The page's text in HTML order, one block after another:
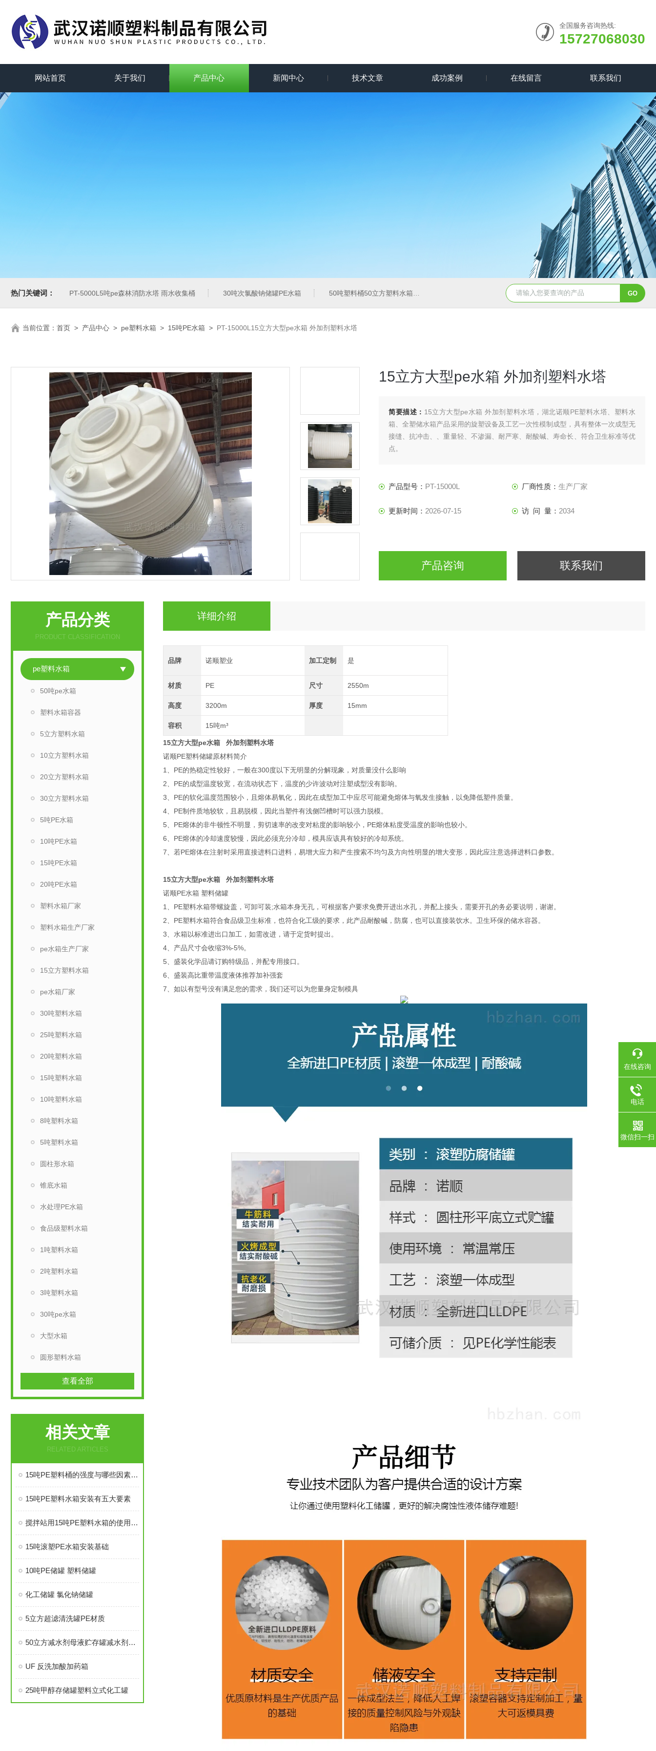
全国服务咨询热线:
15727068030
网站首页 关于我们 产品中心 新闻中心 技术文章 成功案例 在线留言 联系我们
热门关键词： PT-5000L5吨pe森林消防水塔 雨水收集桶 30吨次氯酸钠储罐PE水箱 50吨塑料桶50立方塑料水箱pe水箱 50吨pe塑料水箱储水罐 40吨PE塑料防腐储罐
当前位置： 首页 > 产品中心 > pe塑料水箱 > 15吨PE水箱 > PT-15000L15立方大型pe水箱 外加剂塑料水塔
15立方大型pe水箱 外加剂塑料水塔
简要描述： 15立方大型pe水箱 外加剂塑料水塔，湖北诺顺PE塑料水塔、塑料水
箱、全塑储水箱产品采用的旋塑设备及工艺一次性模制成型，具有整体一次成型无
接缝、抗冲击、、重量轻、不渗漏、耐严寒、耐酸碱、寿命长、符合卫生标准等优
点。
产品型号： PT-15000L 厂商性质： 生产厂家
更新时间： 2026-07-15 访 问 量： 2034
产品咨询 联系我们
产品分类
PRODUCT CLASSIFICATION
pe塑料水箱
50吨pe水箱
塑料水箱容器
5立方塑料水箱
10立方塑料水箱
20立方塑料水箱
30立方塑料水箱
5吨PE水箱
10吨PE水箱
15吨PE水箱
20吨PE水箱
塑料水箱厂家
塑料水箱生产厂家
pe水箱生产厂家
15立方塑料水箱
pe水箱厂家
30吨塑料水箱
25吨塑料水箱
20吨塑料水箱
15吨塑料水箱
10吨塑料水箱
8吨塑料水箱
5吨塑料水箱
圆柱形水箱
锥底水箱
水处理PE水箱
食品级塑料水箱
1吨塑料水箱
2吨塑料水箱
3吨塑料水箱
30吨pe水箱
大型水箱
圆形塑料水箱
查看全部
相关文章
RELATED ARTICLES
15吨PE塑料桶的强度与哪些因素有关
15吨PE塑料水箱安装有五大要素
搅拌站用15吨PE塑料水箱的使用注意事项
15吨滚塑PE水箱安装基础
10吨PE储罐 塑料储罐
化工储罐 氯化钠储罐
5立方超滤清洗罐PE材质
50立方减水剂母液贮存罐减水剂母液贮存罐如何维护
UF 反洗加酸加药箱
25吨甲醇存储罐塑料立式化工罐
详细介绍
品牌 诺顺塑业 加工定制 是
材质 PE 尺寸 2550m
高度 3200m 厚度 15mm
容积 15吨m³
15立方大型pe水箱 外加剂塑料水塔
诺顺PE塑料储罐原材料简介
1、PE的热稳定性较好，一般在300度以下无明显的分解现象，对质量没什么影响
2、PE的成型温度较宽，在流动状态下，温度的少许波动对注塑成型没有影响。
3、PE的软化温度范围较小，且熔体易氧化，因此在成型加工中应尽可能避免熔体与氧发生接触，以免降低塑件质量。
4、PE制件质地较软，且易脱模，因此当塑件有浅侧凹槽时可以强力脱模。
5、PE熔体的非牛顿性不明显，剪切速率的改变对粘度的影响较小，PE熔体粘度受温度的影响也较小。
6、PE熔体的冷却速度较慢，因此必须充分冷却，模具应该具有较好的冷却系统。
7、若PE熔体在注射时采用直接进料口进料，易增大应力和产生搜索不均匀及方向性明显的增大变形，因此应注意选择进料口参数。
15立方大型pe水箱 外加剂塑料水塔
诺顺PE水箱 塑料储罐
1、PE塑料水箱带螺旋盖，可卸可装;水箱本身无孔，可根据客户要求免费开进出水孔，并配上接头，需要开孔的务必要说明，谢谢。
2、PE塑料水箱符合食品级卫生标准，也符合化工级的要求，此产品耐酸碱，防腐，也可以直接装饮水。卫生环保的储水容器。
3、水箱以标准进出口加工，如需改进，请于定货时提出。
4、产品尺寸会收缩3%-5%。
5、盛装化学品请订购特级品，并配专用接口。
6、盛装高比重带温度液体推荐加补强套
7、如以有型号没有满足您的需求，我们还可以为您量身定制模具
在线咨询
电话
微信扫一扫